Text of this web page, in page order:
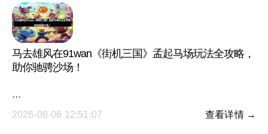
马去雄风在91wan《街机三国》孟起马场玩法全攻略，
助你驰骋沙场！
···
2026-08-06 12:51:07
查看详情 →